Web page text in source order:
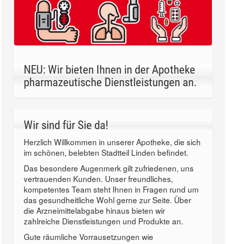
NEU: Wir bieten Ihnen in der Apotheke
pharmazeutische Dienstleistungen an.
Wir sind für Sie da!
Herzlich Willkommen in unserer Apotheke, die sich
im schönen, belebten Stadtteil Linden befindet.
Das besondere Augenmerk gilt zufriedenen, uns
vertrauenden Kunden. Unser freundliches,
kompetentes Team steht Ihnen in Fragen rund um
das gesundheitliche Wohl gerne zur Seite. Über
die Arzneimittelabgabe hinaus bieten wir
zahlreiche Dienstleistungen und Produkte an.
Gute räumliche Vorrausetzungen wie